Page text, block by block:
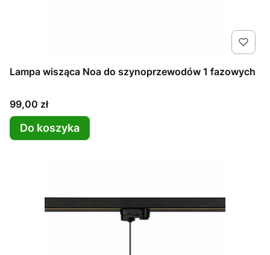
Lampa wisząca Noa do szynoprzewodów 1 fazowych
Cena
99,00 zł
Do koszyka